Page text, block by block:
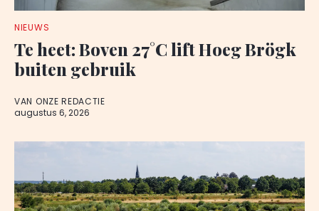
NIEUWS
Te heet: Boven 27°C lift Hoeg Brögk
buiten gebruik
VAN ONZE REDACTIE
augustus 6, 2026